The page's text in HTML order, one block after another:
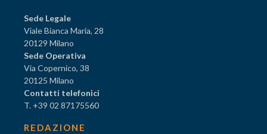
Sede Legale
Viale Bianca Maria, 28
20129 Milano
Sede Operativa
Via Copernico, 38
20125 Milano
Contatti telefonici
T. +39 02 87175560
REDAZIONE